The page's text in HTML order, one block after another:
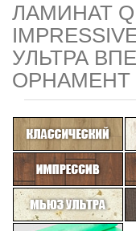
ЛАМИНАТ
УЛЬТРА
ОРНАМЕНТ